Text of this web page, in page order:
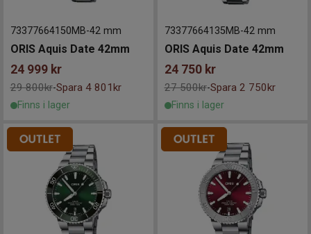
73377664150MB-42 mm
ORIS Aquis Date 42mm
24 999 kr
29 800kr-Spara 4 801kr
Finns i lager
73377664135MB-42 mm
ORIS Aquis Date 42mm
24 750 kr
27 500kr-Spara 2 750kr
Finns i lager